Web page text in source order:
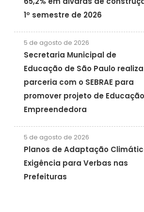
1º semestre de 2026
5 de agosto de 2026
Secretaria Municipal de
Educação de São Paulo realiza
parceria com o SEBRAE para
promover projeto de Educação
Empreendedora
5 de agosto de 2026
Planos de Adaptação
Exigência para Verbas nas
Prefeituras